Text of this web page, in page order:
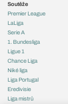
Soutěže
Premier League
LaLiga
Serie A
1. Bundesliga
Ligue 1
Chance Liga
Niké liga
Liga Portugal
Eredivisie
Liga mistrů